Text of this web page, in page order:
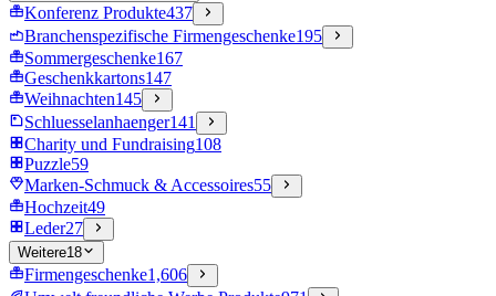
Konferenz Produkte437
Branchenspezifische Firmengeschenke195
Sommergeschenke167
Geschenkkartons147
Weihnachten145
Schluesselanhaenger141
Charity und Fundraising108
Puzzle59
Marken-Schmuck & Accessoires55
Hochzeit49
Leder27
Weitere18
Firmengeschenke1,606